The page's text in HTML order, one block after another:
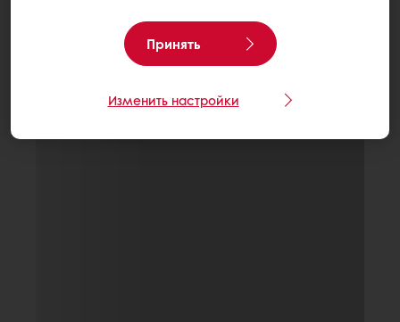
Принять
Изменить настройки